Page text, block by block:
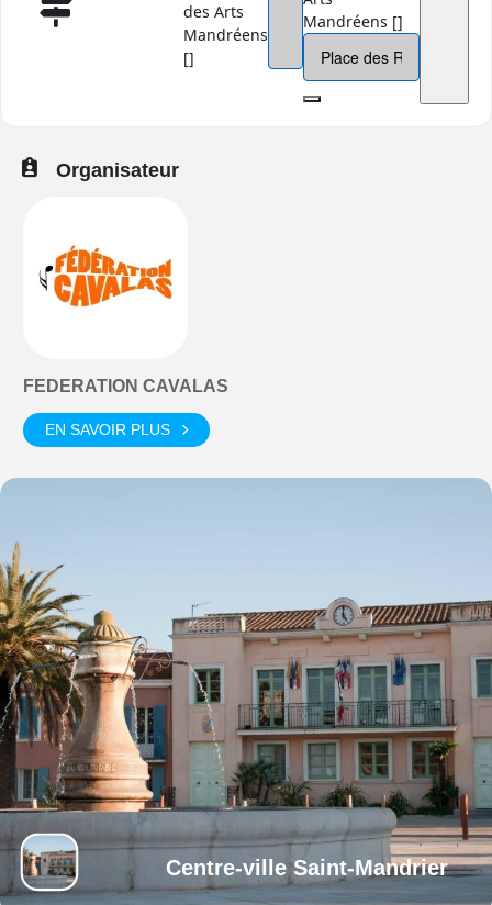
des Arts
Mandréens
[]
Mandréens []
Organisateur
FEDERATION CAVALAS
EN SAVOIR PLUS
Centre-ville Saint-Mandrier